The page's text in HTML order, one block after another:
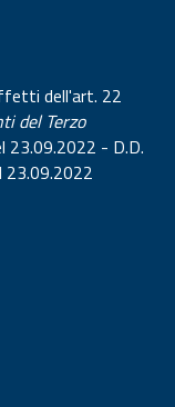
dell'art. 22
del Terzo
23.09.2022 - D.D.